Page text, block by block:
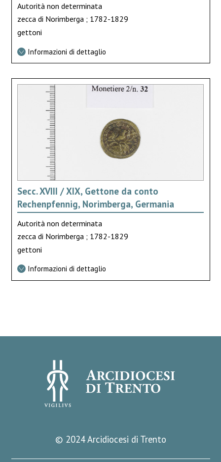
Autorità non determinata
zecca di Norimberga ; 1782-1829
gettoni
Informazioni di dettaglio
Secc. XVIII / XIX, Gettone da conto
Rechenpfennig, Norimberga, Germania
Autorità non determinata
zecca di Norimberga ; 1782-1829
gettoni
Informazioni di dettaglio
© 2024 Arcidiocesi di Trento